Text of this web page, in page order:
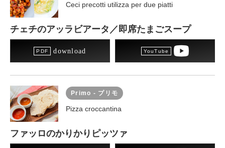
Ceci precotti utilizza per due piatti
チェチのアッラビアータ／即席たまごスープ
download
Primo - プリモ
Pizza croccantina
ファッロのかりかりピッツァ